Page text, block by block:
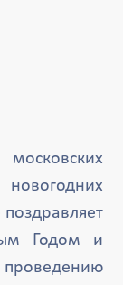
Годом и
проведению